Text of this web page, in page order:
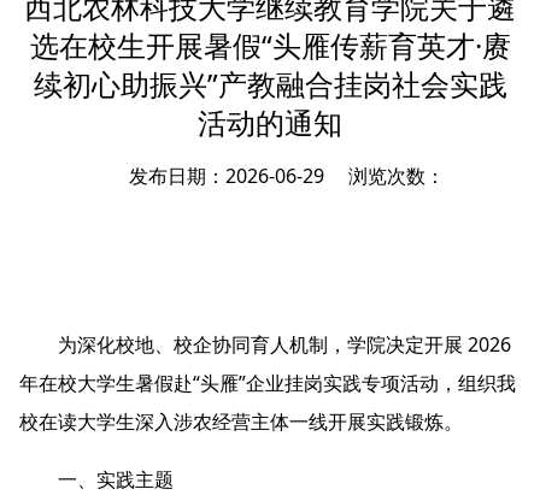
选在校生开展暑假“头雁传薪育英才·赓
续初心助振兴”产教融合挂岗社会实践
活动的通知
发布日期：2026-06-29 浏览次数：
为深化校地、校企协同育人机制，学院决定开展 2026
年在校大学生暑假赴“头雁”企业挂岗实践专项活动，组织我
校在读大学生深入涉农经营主体一线开展实践锻炼。
一、实践主题